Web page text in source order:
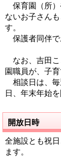
保育園（所）
ないお子さん
す。
保護者同伴で
なお、吉田こ
園職員が、子
相談日は、毎
日、年末年始
開放日時
全施設とも祝
ます。